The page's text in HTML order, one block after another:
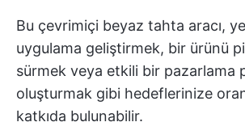
Bu çevrimiçi beyaz tahta aracı,
uygulama geliştirmek, bir ürünü
sürmek veya etkili bir pazarlama
oluşturmak gibi hedeflerinize
katkıda bulunabilir.